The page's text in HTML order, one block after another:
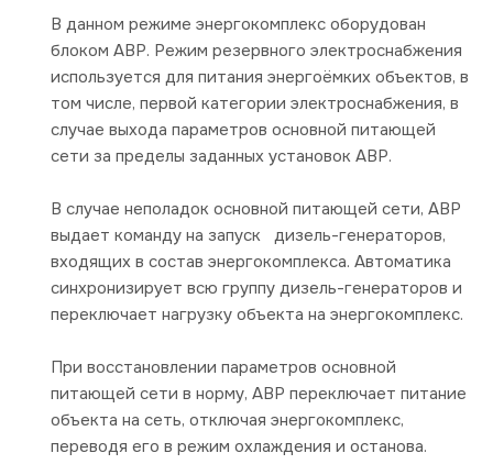
В данном режиме энергокомплекс оборудован
блоком АВР. Режим резервного электроснабжения
используется для питания энергоёмких объектов, в
том числе, первой категории электроснабжения, в
случае выхода параметров основной питающей
сети за пределы заданных установок АВР.
В случае неполадок основной питающей сети, АВР
выдает команду на запуск дизель-генераторов,
входящих в состав энергокомплекса. Автоматика
синхронизирует всю группу дизель-генераторов и
переключает нагрузку объекта на энергокомплекс.
При восстановлении параметров основной
питающей сети в норму, АВР переключает питание
объекта на сеть, отключая энергокомплекс,
переводя его в режим охлаждения и останова.